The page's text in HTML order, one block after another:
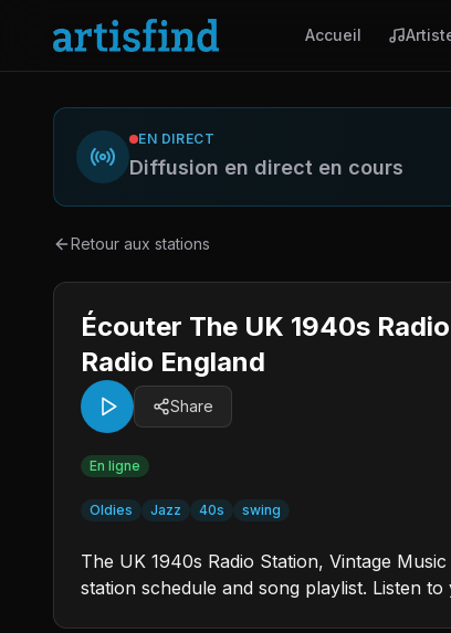
Accueil
EN DIRECT
Diffusion en direct en cours
Retour aux stations
Écouter The UK 1940s
Radio England
Share
En ligne
Oldies Jazz 40s swing
The UK 1940s Radio Station, Vintage
station schedule and song playlist. Listen